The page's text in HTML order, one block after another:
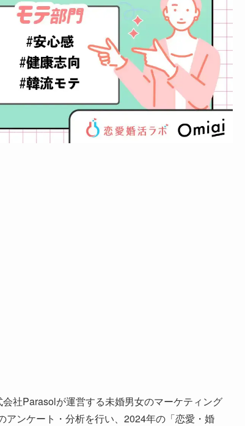
社Parasolが運営する未婚男女のマーケティング
ンケート・分析を行い、2024年の「恋愛・婚